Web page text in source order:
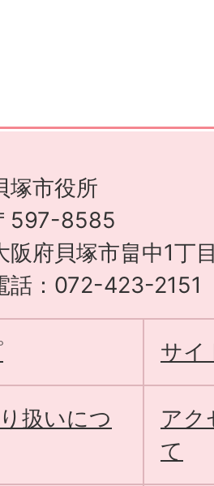
塚市役所
597-8585
阪府貝塚市畠中1丁
話：072-423-2151
サイ
扱いにつ
アク
て